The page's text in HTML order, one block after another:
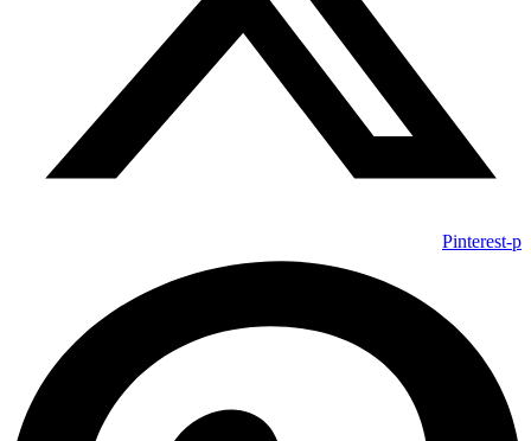
Pinterest-p